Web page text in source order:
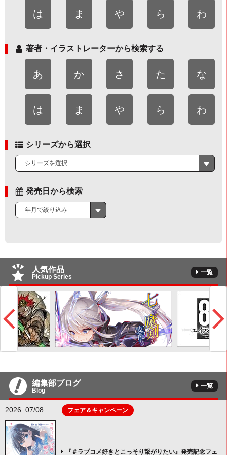
は ま や ら わ
著者・イラストレーターから検索する
あ か さ た な
は ま や ら わ
シリーズから選択
シリーズを選択
発売日から検索
年月で絞り込み
人気作品
Pickup Series
一覧
編集部ブログ
Blog
一覧
2026. 07/08 フェア＆キャンペーン
『＃ラブコメ好きとこっそり繋がりたい』発売記念フェ